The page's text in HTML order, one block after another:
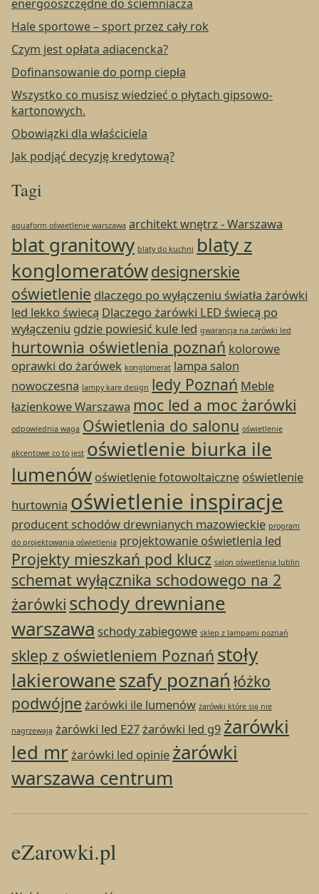
energooszczędne do ściemniacza
Hale sportowe – sport przez cały rok
Czym jest opłata adiacencka?
Dofinansowanie do pomp ciepła
Wszystko co musisz wiedzieć o płytach gipsowo-
kartonowych.
Obowiązki dla właściciela
Jak podjąć decyzję kredytową?
Tagi
aquaform oświetlenie warszawa architekt wnętrz - Warszawa
blat granitowy blaty do kuchni blaty z
konglomeratówdesignerskie
oświetlenie dlaczego po wyłączeniu światła żarówki
led lekko świecą Dlaczego żarówki LED świecą po
wyłączeniu gdzie powiesić kule led gwarancja na żarówki led
hurtownia oświetlenia poznań kolorowe
oprawki do żarówek konglomerat lampa salon
nowoczesna lampy kare design ledy Poznań Meble
łazienkowe Warszawa moc led a moc żarówki
odpowiednia waga Oświetlenia do salonu oświetlenie
akcentowe co to jest oświetlenie biurka ile
lumenów oświetlenie fotowoltaiczne oświetlenie
hurtownia oświetlenie inspiracje
producent schodów drewnianych mazowieckie program
do projektowania oświetlenia projektowanie oświetlenia led
Projekty mieszkań pod klucz salon oświetlenia lublin
schemat wyłącznika schodowego na 2
żarówki schody drewniane
warszawa schody zabiegowe sklep z lampami poznań
sklep z oświetleniem Poznań stoły
lakierowaneszafy poznań łóżko
podwójne żarówki ile lumenów żarówki które się nie
nagrzewają żarówki led E27żarówki led g9 żarówki
led mrżarówki led opinie żarówki
warszawa centrum
eZarowki.pl